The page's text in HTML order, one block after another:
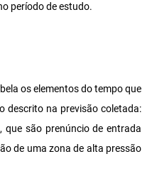
período de estudo.
os elementos do tempo que
descrito na previsão coletada:
que são prenúncio de entrada
de uma zona de alta pressão